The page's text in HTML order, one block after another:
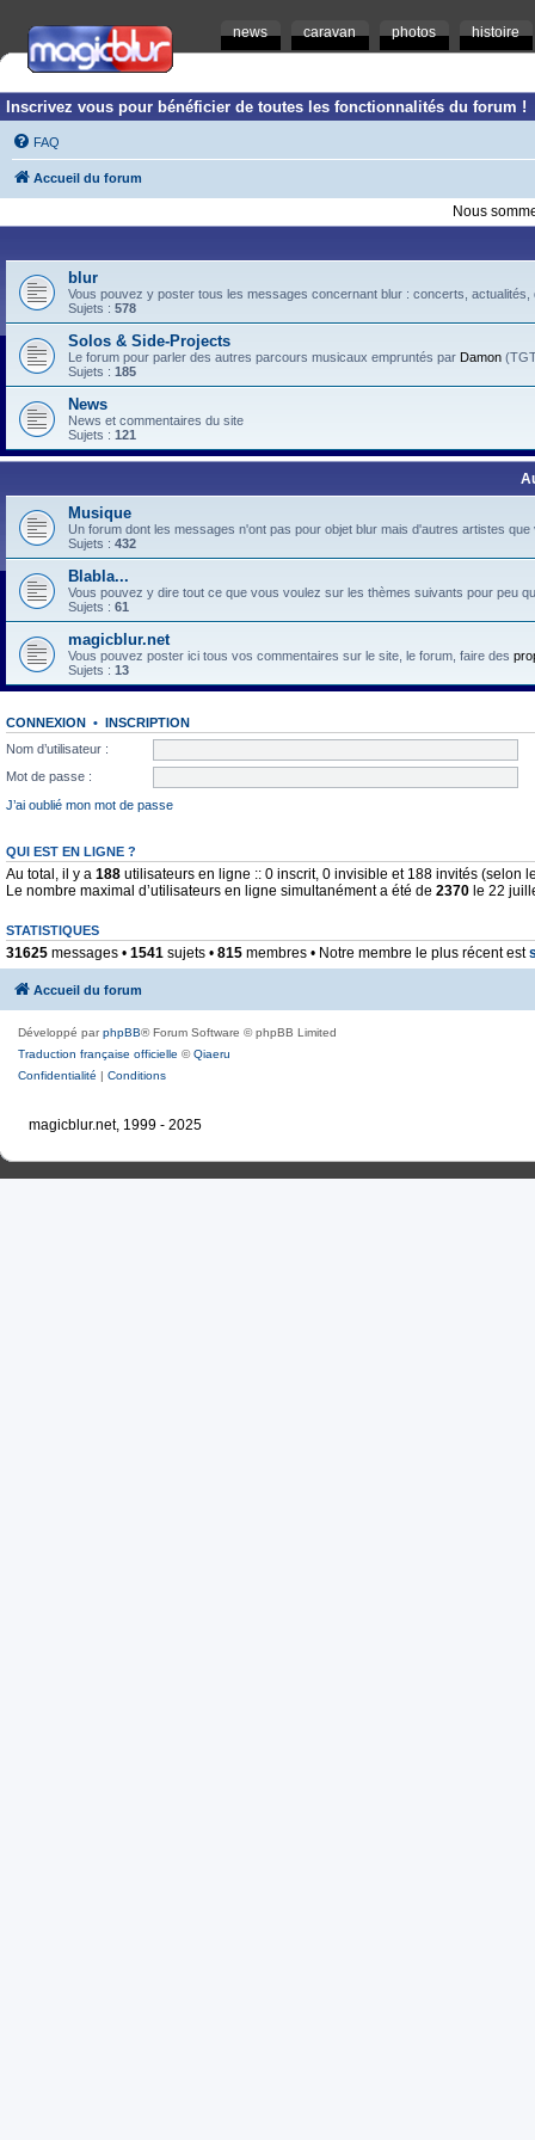
news caravan photos histoire
Inscrivez vous pour bénéficier de toutes les fonctionnalités du forum !
FAQ
Accueil du forum
Nous
blur
Vous pouvez y poster tous les messages concernant blur : concerts,
Sujets : 578
Solos & Side-Projects
Le forum pour parler des autres parcours musicaux empruntés par Damon
Sujets : 185
News
News et commentaires du site
Sujets : 121
Musique
Un forum dont les messages n'ont pas pour objet blur mais d'autres artistes
Sujets : 432
Blabla...
Vous pouvez y dire tout ce que vous voulez sur les thèmes suivants pour peu
Sujets : 61
magicblur.net
Vous pouvez poster ici tous vos commentaires sur le site, le forum, faire des
Sujets : 13
CONNEXION • INSCRIPTION
Nom d’utilisateur :
Mot de passe :
J’ai oublié mon mot de passe
QUI EST EN LIGNE ?
Au total, il y a 188 utilisateurs en ligne :: 0 inscrit, 0 invisible et 188 invités (selon
Le nombre maximal d’utilisateurs en ligne simultanément a été de 2370 le 22
STATISTIQUES
31625 messages • 1541 sujets • 815 membres • Notre membre le plus récent est
Accueil du forum
Développé parphpBB® Forum Software © phpBB Limited
Traduction française officielle ©Qiaeru
Confidentialité | Conditions
magicblur.net, 1999 - 2025